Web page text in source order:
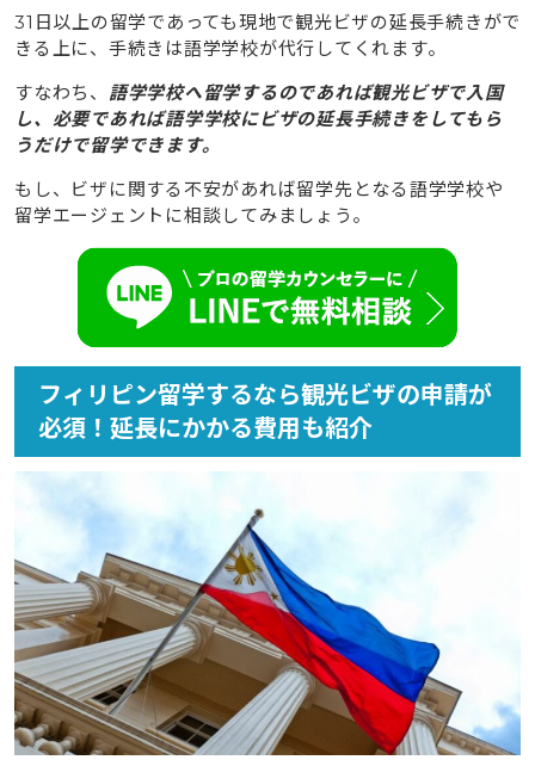
9タビケン留学はビザ関連だけでなくフィリピン留学を全
面サポートいたします
10 pecoちゃんが語る、語学学校で英語力アップ＆英語だ
けのホームディナー体験！
31日以上の留学であっても現地で観光ビザの延長手続きがで
きる上に、手続きは語学学校が代行してくれます。
すなわち、 語学学校へ留学するのであれば観光ビザで入国
し、必要であれば語学学校にビザの延長手続きをしてもら
うだけで留学できます。
もし、ビザに関する不安があれば留学先となる語学学校や
留学エージェントに相談してみましょう。
フィリピン留学するなら観光ビザの申請が
必須！延長にかかる費用も紹介